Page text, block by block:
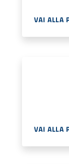
VAI ALLA
VAI ALLA